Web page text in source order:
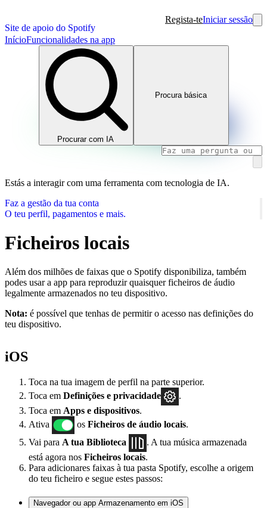
Site de apoio do Spotify
Regista-teIniciar sessão
InícioFuncionalidades na app
Procurar com IA
Procura básica
Estás a interagir com uma ferramenta com tecnologia de IA.
Faz a gestão da tua conta
O teu perfil, pagamentos e mais.
Ficheiros locais
Além dos milhões de faixas que o Spotify disponibiliza, também
podes usar a app para reproduzir quaisquer ficheiros de áudio
legalmente armazenados no teu dispositivo.
Nota: é possível que tenhas de permitir o acesso nas definições do
teu dispositivo.
iOS
Toca na tua imagem de perfil na parte superior.
Toca em Definições e privacidade
.
Toca em Apps e dispositivos.
Ativa
os Ficheiros de áudio locais.
Vai para A tua Biblioteca
. A tua música armazenada
está agora nos Ficheiros locais.
Para adicionares faixas à tua pasta Spotify, escolhe a origem
do teu ficheiro e segue estes passos:
Navegador ou app Armazenamento em iOS